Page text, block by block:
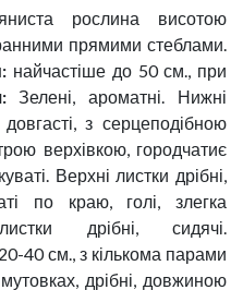
рослина висотою
прямими стеблами.
найчастіше до 50 см., при
Зелені, ароматні. Нижні
з серцеподібною
верхівкою, городчатиє
Верхні листки дрібні,
по краю, голі, злегка
дрібні, сидячі.
40 см., з кількома парами
дрібні, довжиною